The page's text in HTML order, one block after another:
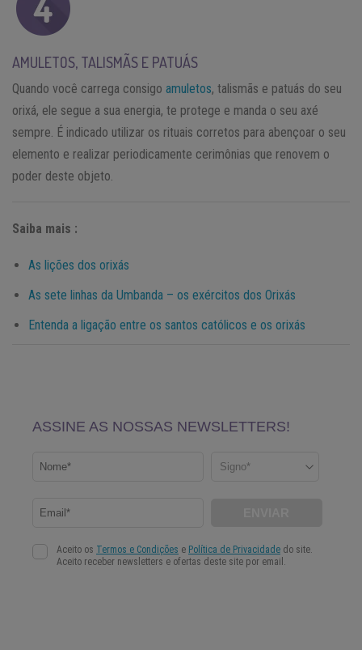
AMULETOS, TALISMÃS E PATUÁS
Quando você carrega consigo amuletos, talismãs e patuás do seu
orixá, ele segue a sua energia, te protege e manda o seu axé
sempre. É indicado utilizar os rituais corretos para abençoar o seu
elemento e realizar periodicamente cerimônias que renovem o
poder deste objeto.
Saiba mais :
As lições dos orixás
As sete linhas da Umbanda – os exércitos dos Orixás
Entenda a ligação entre os santos católicos e os orixás